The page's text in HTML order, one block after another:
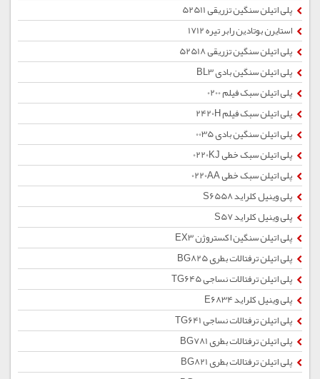
پلی اتیلن سنگین تزریقی 52511
استایرن بوتادین رابر تیره 1712
پلی اتیلن سنگین تزریقی 52518
پلی اتیلن سنگین بادی BL3
پلی اتیلن سبک فیلم 0200
پلی اتیلن سبک فیلم 2420H
پلی اتیلن سنگین بادی 0035
پلی اتیلن سبک خطی 0220KJ
پلی اتیلن سبک خطی 0220AA
پلی وینیل کلراید S6558
پلی وینیل کلراید S57
پلی اتیلن سنگین اکستروژن EX3
پلی اتیلن ترفتالات بطری BG825
پلی اتیلن ترفتالات نساجی TG645
پلی وینیل کلراید E6834
پلی اتیلن ترفتالات نساجی TG641
پلی اتیلن ترفتالات بطری BG781
پلی اتیلن ترفتالات بطری BG821